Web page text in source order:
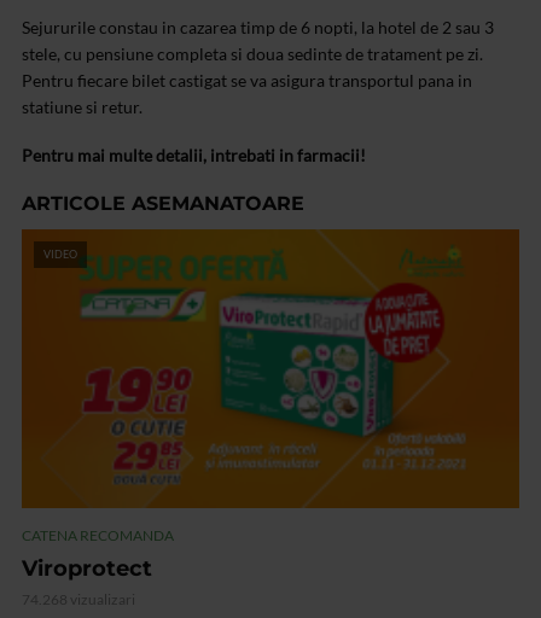
Sejururile constau in cazarea timp de 6 nopti, la hotel de 2 sau 3
stele, cu pensiune completa si doua sedinte de tratament pe zi.
Pentru fiecare bilet castigat se va asigura transportul pana in
statiune si retur.
Pentru mai multe detalii, intrebati in farmacii!
ARTICOLE ASEMANATOARE
VIDEO
CATENA RECOMANDA
Viroprotect
74.268 vizualizari